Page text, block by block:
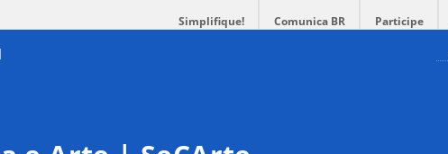
Simplifique! Comunica BR Participe